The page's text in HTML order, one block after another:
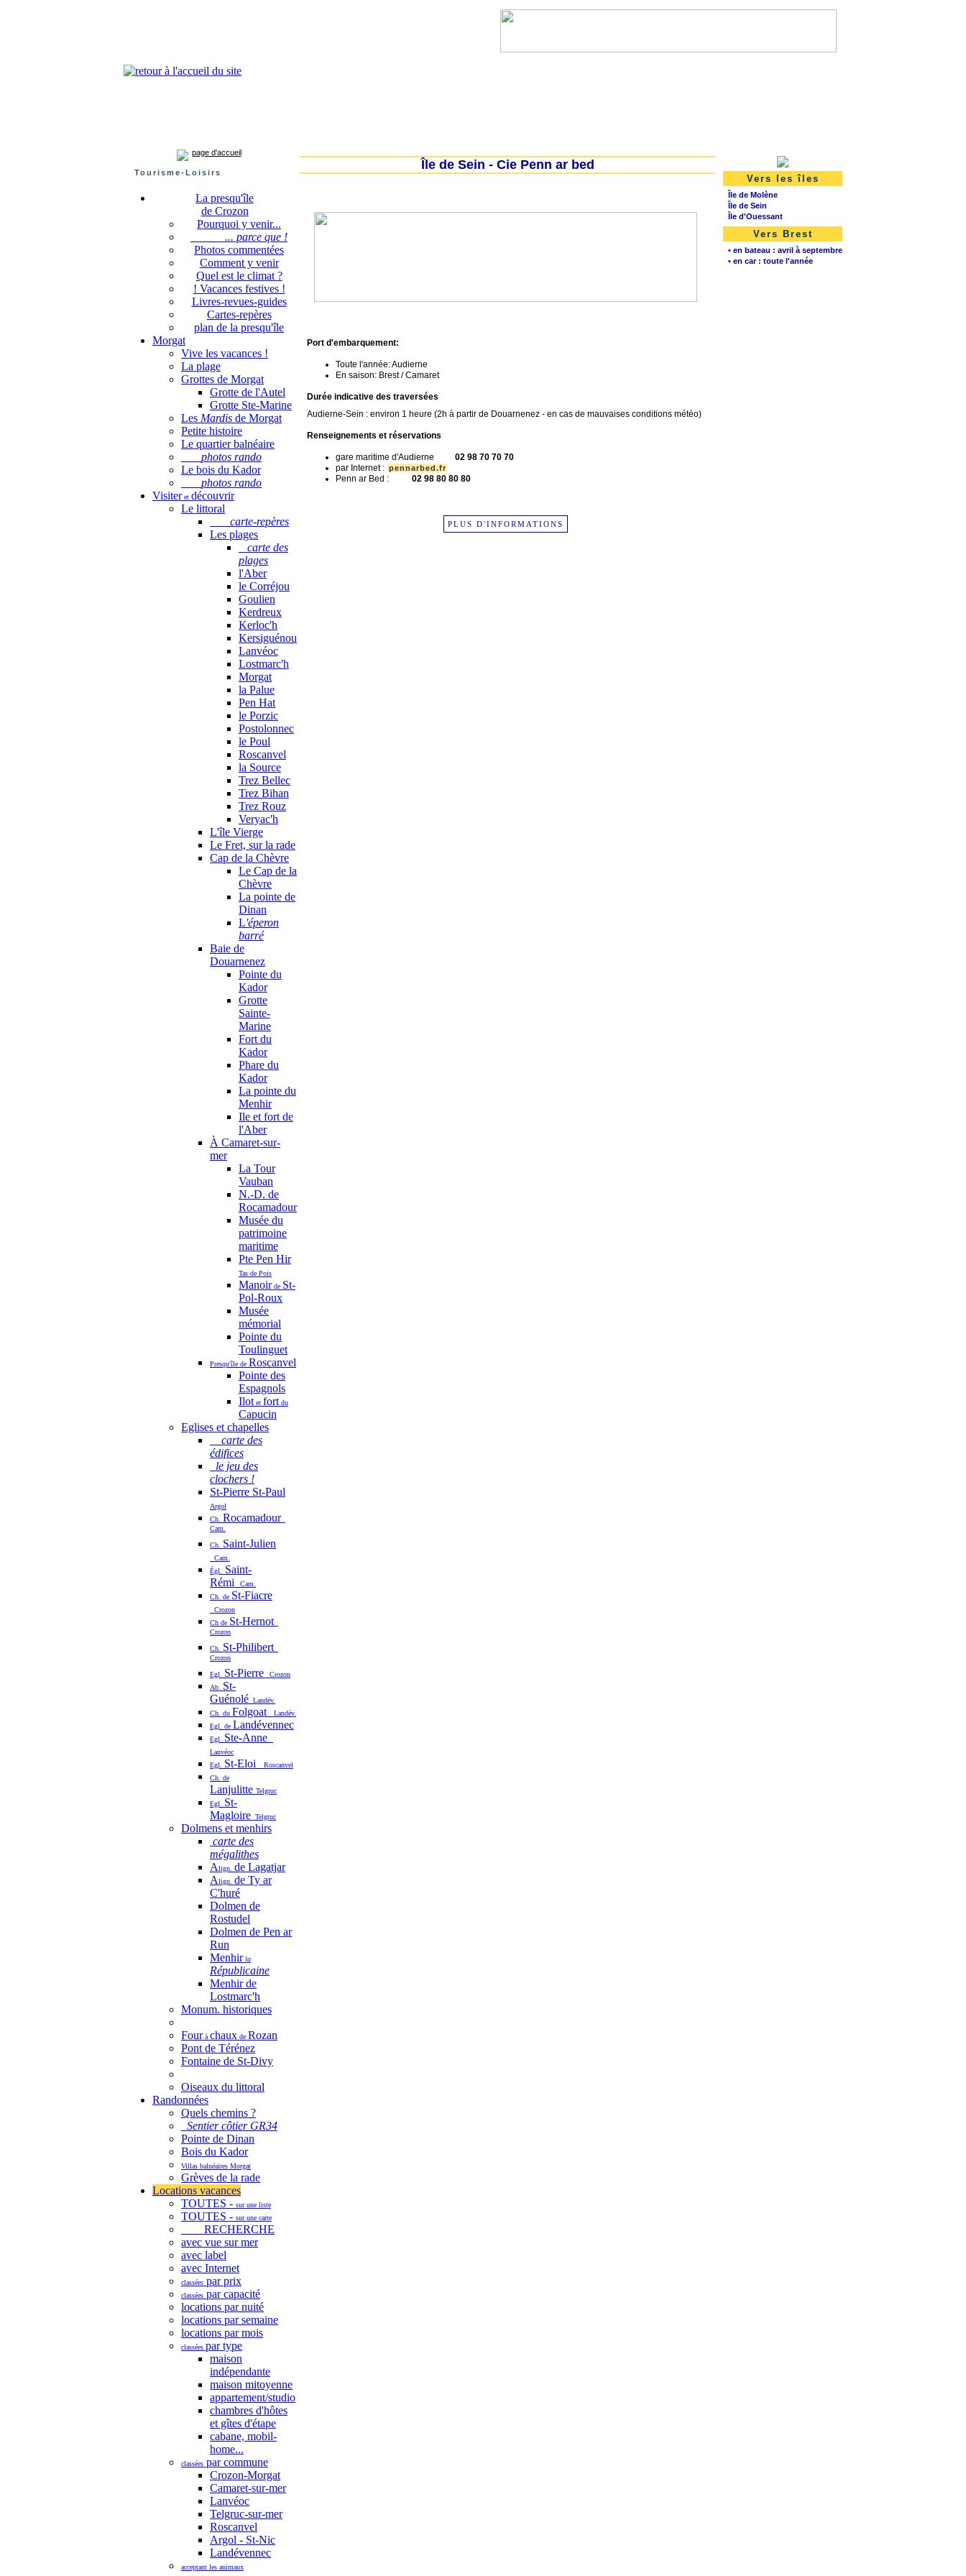
page d'accueil
Tourisme-Loisirs
La presqu'île
de Crozon
Pourquoi y venir...
... parce que !
Photos commentées
Comment y venir
Quel est le climat ?
! Vacances festives !
Livres-revues-guides
Cartes-repères
plan de la presqu'île
Morgat
Vive les vacances !
La plage
Grottes de Morgat
Grotte de l'Autel
Grotte Ste-Marine
Les Mardis de Morgat
Petite histoire
Le quartier balnéaire
photos rando
Le bois du Kador
photos rando
Visiteret découvrir
Le littoral
carte-repères
Les plages
carte des
plages
l'Aber
le Corréjou
Goulien
Kerdreux
Kerloc'h
Kersiguénou
Lanvéoc
Lostmarc'h
Morgat
la Palue
Pen Hat
le Porzic
Postolonnec
le Poul
Roscanvel
la Source
Trez Bellec
Trez Bihan
Trez Rouz
Veryac'h
L'île Vierge
Le Fret, sur la rade
Cap de la Chèvre
Le Cap de la
Chèvre
La pointe de
Dinan
L'éperon
barré
Baie de
Douarnenez
Pointe du
Kador
Grotte
Sainte-
Marine
Fort du
Kador
Phare du
Kador
La pointe du
Menhir
Ile et fort de
l'Aber
À Camaret-sur-
mer
La Tour
Vauban
N.-D. de
Rocamadour
Musée du
patrimoine
maritime
Pte Pen Hir
Tas de Pois
Manoirde St-
Pol-Roux
Musée
mémorial
Pointe du
Toulinguet
Presqu'île de Roscanvel
Pointe des
Espagnols
Ilot et fort du
Capucin
Eglises et chapelles
carte des
édifices
le jeu des
clochers !
St-Pierre St-Paul
Argol
Ch. Rocamadour
Cam.
Ch. Saint-Julien
Cam.
Égl.
Saint-
Rémi
Cam.
Ch. de St-Fiacre
Crozon
Ch de St-Hernot
Crozon
Ch. St-Philibert
Crozon
Egl. St-Pierre
Crozon
Ab. St-
Guénolé Landév.
Ch. du Folgoat
Landév.
Egl. de Landévennec
Egl. Ste-Anne
Lanvéoc
Egl. St-Eloi
Roscanvel
Ch. de
Lanjulitte Telgruc
Egl. St-
Magloire Telgruc
Dolmens et menhirs
carte des
mégalithes
Align. de Lagatjar
Align. de Ty ar
C'huré
Dolmen de
Rostudel
Dolmen de Pen ar
Run
Menhirla
Républicaine
Menhir de
Lostmarc'h
Monum. historiques
Fourà chaux de Rozan
Pont de Térénez
Fontaine de St-Divy
Oiseaux du littoral
Randonnées
Quels chemins ?
Sentier côtier GR34
Pointe de Dinan
Bois du Kador
Villas balnéaires Morgat
Grèves de la rade
Locations vacances
TOUTES - sur une liste
TOUTES - sur une carte
RECHERCHE
avec vue sur mer
avec label
avec Internet
classées par prix
classées par capacité
locations par nuité
locations par semaine
locations par mois
classées par type
maison
indépendante
maison mitoyenne
appartement/studio
chambres d'hôtes
et gîtes d'étape
cabane, mobil-
home...
classées par commune
Crozon-Morgat
Camaret-sur-mer
Lanvéoc
Telgruc-sur-mer
Roscanvel
Argol - St-Nic
Landévennec
acceptant les animaux
Île de Sein - Cie Penn ar bed
Port d'embarquement:
Toute l'année: Audierne
En saison: Brest / Camaret
Durée indicative des traversées
Audierne-Sein : environ 1 heure (2h à partir de Douarnenez - en cas de mauvaises conditions météo)
Renseignements et réservations
gare maritime d'Audierne
02 98 70 70 70
par Internet : pennarbed.fr
Penn ar Bed : 02 98 80 80 80
PLUS D'INFORMATIONS
Vers les îles
Île de Molène
Île de Sein
Île d'Ouessant
Vers Brest
• en bateau : avril à septembre
• en car : toute l'année